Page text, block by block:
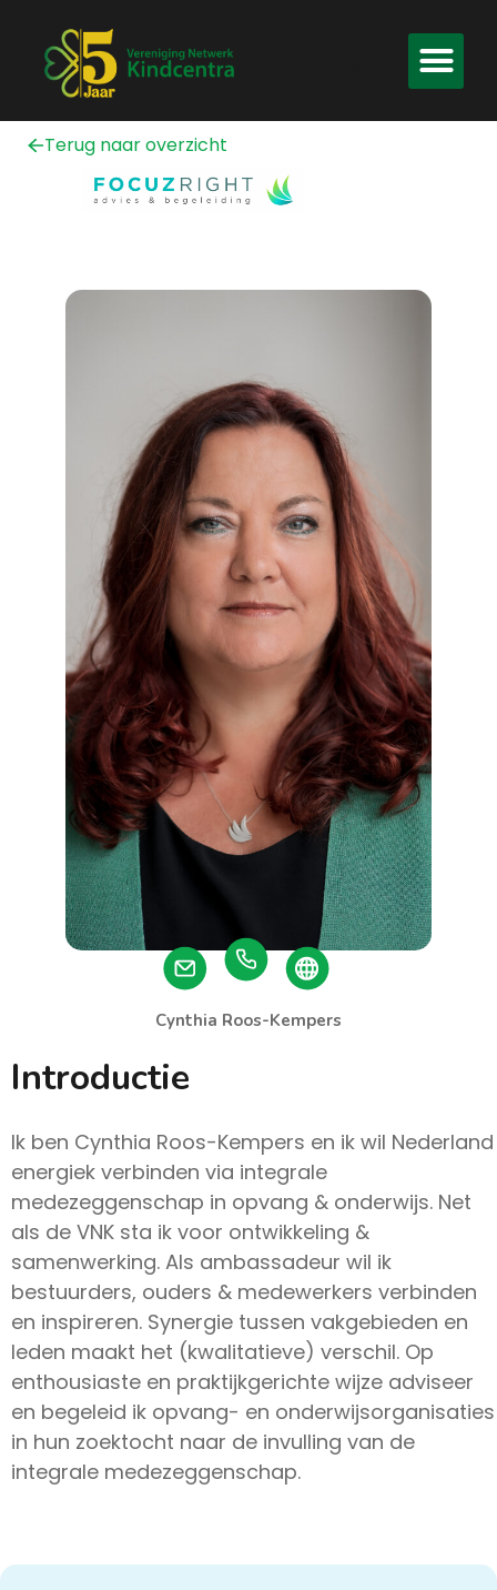
Terug naar overzicht
Cynthia Roos-Kempers
Introductie
Ik ben Cynthia Roos-Kempers en ik wil Nederland
energiek verbinden via integrale
medezeggenschap in opvang & onderwijs. Net
als de VNK sta ik voor ontwikkeling &
samenwerking. Als ambassadeur wil ik
bestuurders, ouders & medewerkers verbinden
en inspireren. Synergie tussen vakgebieden en
leden maakt het (kwalitatieve) verschil. Op
enthousiaste en praktijkgerichte wijze adviseer
en begeleid ik opvang- en onderwijsorganisaties
in hun zoektocht naar de invulling van de
integrale medezeggenschap.